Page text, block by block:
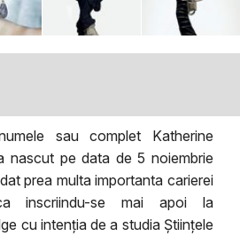
sau complet Katherine
nascut pe data de 5 noiembrie
prea multa importanta carierei
inscriindu-se mai apoi la
cu intenția de a studia Științele